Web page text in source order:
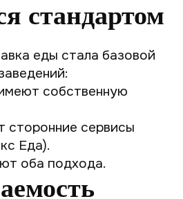
стандартом
еды стала базовой
собственную
сторонние сервисы
Еда).
оба подхода.